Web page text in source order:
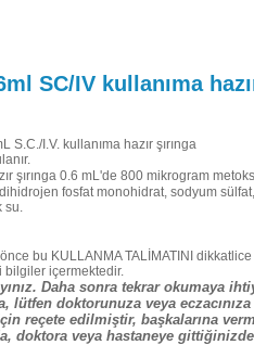
SC/IV kullanıma
I.V. kullanıma hazır şırınga
şırınga 0.6 mL'de 800 mikrogram
fosfat monohidrat, sodyum
su.
bu KULLANMA TALİMATINI dikkatlice
bilgiler içermektedir.
Daha sonra tekrar okumaya
lütfen doktorunuza veya eczacınıza
reçete edilmiştir, başkalarına
doktora veya hastaneye